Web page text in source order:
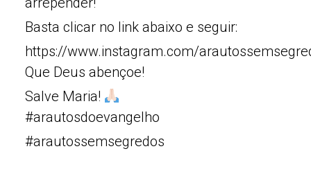
Basta clicar no link abaixo e seguir:
https://www.instagram.com/
Que Deus abençoe!
Salve Maria!
#arautosdoevangelho
#arautossemsegredos